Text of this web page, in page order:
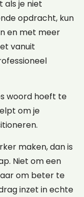
als je niet
opdracht, kun
en met meer
vanuit
woord hoeft te
om je
maken, dan is
Niet om een
om beter te
inzet in echte